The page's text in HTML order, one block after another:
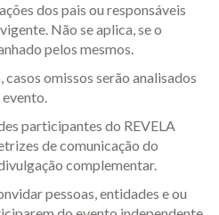
dos pais ou responsáveis
Não se aplica, se o
pelos mesmos.
omissos serão analisados
participantes do REVELA
de comunicação do
complementar.
pessoas, entidades e ou